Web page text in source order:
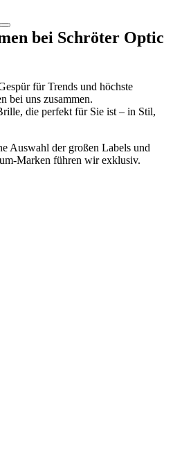
bei Schröter Optic
für Trends und höchste
bei uns zusammen.
die perfekt für Sie ist – in Stil,
Auswahl der großen Labels und
Marken führen wir exklusiv.